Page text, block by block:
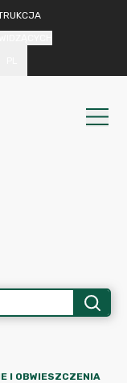
I OBWIESZCZENIA